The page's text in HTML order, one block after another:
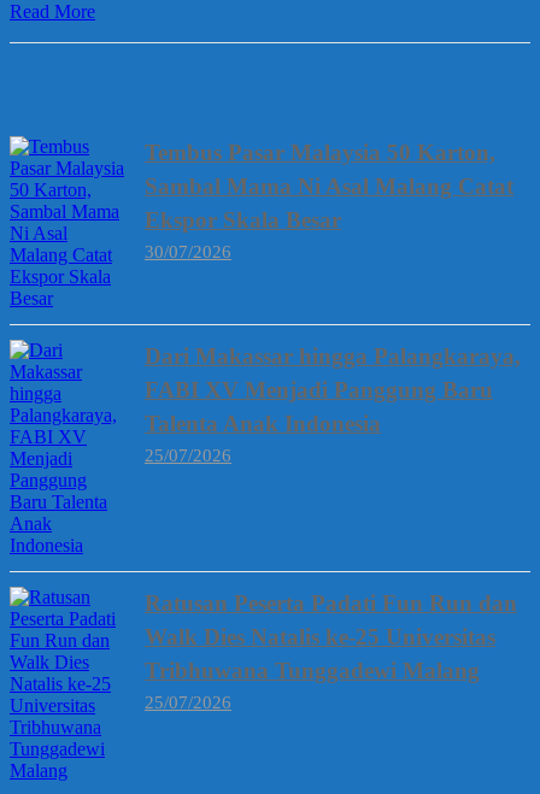
Read More
Tembus Pasar Malaysia 50 Karton,
Sambal Mama Ni Asal Malang Catat
Ekspor Skala Besar
30/07/2026
Dari Makassar hingga Palangkaraya,
FABI XV Menjadi Panggung Baru
Talenta Anak Indonesia
25/07/2026
Ratusan Peserta Padati Fun Run dan
Walk Dies Natalis ke-25 Universitas
Tribhuwana Tunggadewi Malang
25/07/2026